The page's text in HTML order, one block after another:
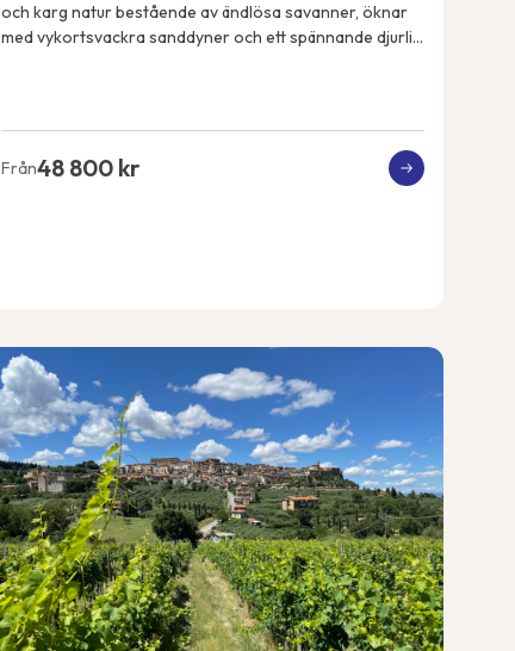
och karg natur bestående av ändlösa savanner, öknar
med vykortsvackra sanddyner och ett spännande djurliv.
Från48 800 kr